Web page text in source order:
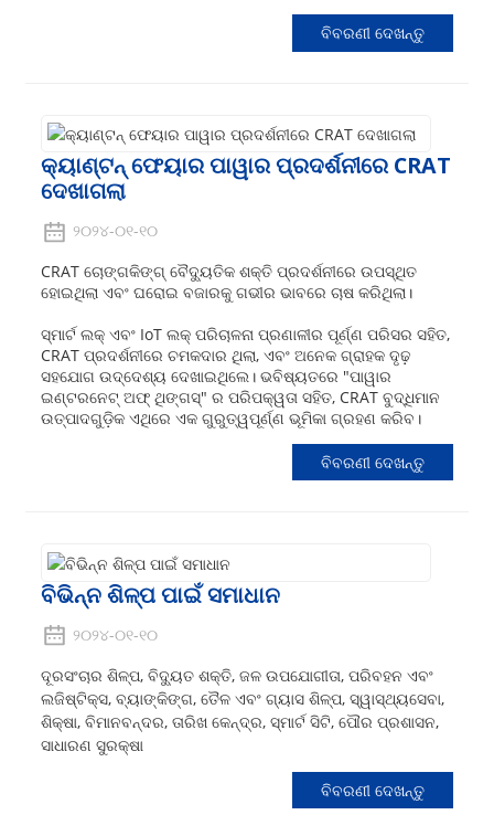
ବିବରଣୀ ଦେଖନ୍ତୁ
କ୍ୟାଣ୍ଟନ୍ ଫେୟାର ପାୱାର ପ୍ରଦର୍ଶନୀରେ CRAT
ଦେଖାଗଲା
୨୦୨୪-୦୧-୧୦
CRAT ଚୋଙ୍ଗକିଙ୍ଗ୍ ବୈଦ୍ୟୁତିକ ଶକ୍ତି ପ୍ରଦର୍ଶନୀରେ ଉପସ୍ଥିତ
ହୋଇଥିଲା ଏବଂ ଘରୋଇ ବଜାରକୁ ଗଭୀର ଭାବରେ ଚାଷ କରିଥିଲା।
ସ୍ମାର୍ଟ ଲକ୍ ଏବଂ IoT ଲକ୍ ପରିଚାଳନା ପ୍ରଣାଳୀର ପୂର୍ଣ୍ଣ ପରିସର ସହିତ,
CRAT ପ୍ରଦର୍ଶନୀରେ ଚମକଦାର ଥିଲା, ଏବଂ ଅନେକ ଗ୍ରାହକ ଦୃଢ଼
ସହଯୋଗ ଉଦ୍ଦେଶ୍ୟ ଦେଖାଇଥିଲେ। ଭବିଷ୍ୟତରେ "ପାୱାର
ଇଣ୍ଟରନେଟ୍ ଅଫ୍ ଥିଙ୍ଗସ୍" ର ପରିପକ୍ୱତା ସହିତ, CRAT ବୁଦ୍ଧିମାନ
ଉତ୍ପାଦଗୁଡ଼ିକ ଏଥିରେ ଏକ ଗୁରୁତ୍ୱପୂର୍ଣ୍ଣ ଭୂମିକା ଗ୍ରହଣ କରିବ।
ବିବରଣୀ ଦେଖନ୍ତୁ
ବିଭିନ୍ନ ଶିଳ୍ପ ପାଇଁ ସମାଧାନ
୨୦୨୪-୦୧-୧୦
ଦୂରସଂଚାର ଶିଳ୍ପ, ବିଦ୍ୟୁତ ଶକ୍ତି, ଜଳ ଉପଯୋଗୀତା, ପରିବହନ ଏବଂ
ଲଜିଷ୍ଟିକ୍ସ, ବ୍ୟାଙ୍କିଙ୍ଗ, ତୈଳ ଏବଂ ଗ୍ୟାସ ଶିଳ୍ପ, ସ୍ୱାସ୍ଥ୍ୟସେବା,
ଶିକ୍ଷା, ବିମାନବନ୍ଦର, ତାରିଖ କେନ୍ଦ୍ର, ସ୍ମାର୍ଟ ସିଟି, ପୌର ପ୍ରଶାସନ,
ସାଧାରଣ ସୁରକ୍ଷା
ବିବରଣୀ ଦେଖନ୍ତୁ